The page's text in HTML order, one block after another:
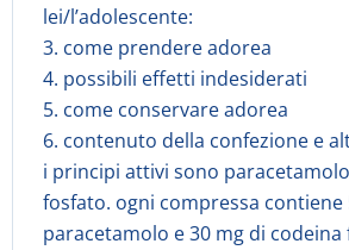
lei/l’adolescente:
3. come prendere adorea
4. possibili effetti indesiderati
5. come conservare adorea
6. contenuto della confezione e
i principi attivi sono
fosfato. ogni compressa contiene
paracetamolo e 30 mg di codeina